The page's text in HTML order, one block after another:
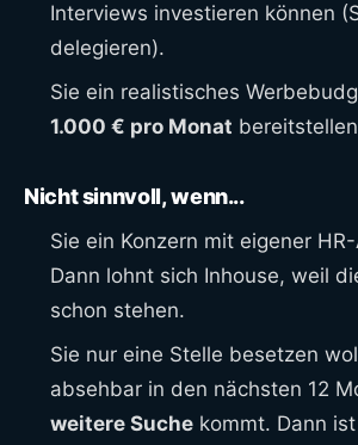
Interviews investieren können
delegieren).
Sie ein realistisches
1.000 € pro Monat
Nicht sinnvoll, wenn...
Sie ein Konzern mit eigener
Dann lohnt sich Inhouse, weil
schon stehen.
Sie nur eine Stelle besetzen
absehbar in den nächsten 12
weitere Suche kommt. Dann